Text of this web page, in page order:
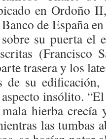
en Ordoño
de España
su puerta el
(Francisco
trasera y los
de su
insólito.
hierba crecía
las tumbas